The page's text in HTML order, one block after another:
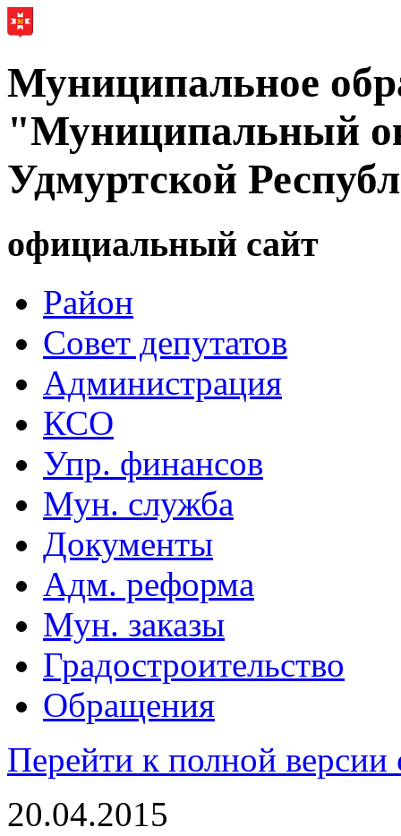
Муниципальное
"Муниципальный
Удмуртской
официальный сайт
Район
Совет депутатов
Администрация
КСО
Упр. финансов
Мун. служба
Документы
Адм. реформа
Мун. заказы
Градостроительство
Обращения
Перейти к полной версии
20.04.2015